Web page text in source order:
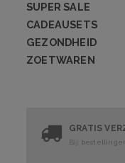
SUPER SALE
CADEAUSETS
GEZONDHEID
ZOETWAREN
GRATIS
Bij